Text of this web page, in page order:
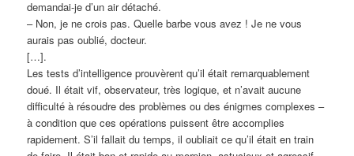
demandai-je d’un air détaché.
– Non, je ne crois pas. Quelle barbe vous avez ! Je ne vous
aurais pas oublié, docteur.
[…].
Les tests d’intelligence prouvèrent qu’il était remarquablement
doué. Il était vif, observateur, très logique, et n’avait aucune
difficulté à résoudre des problèmes ou des énigmes complexes –
à condition que ces opérations puissent être accomplies
rapidement. S’il fallait du temps, il oubliait ce qu’il était en train